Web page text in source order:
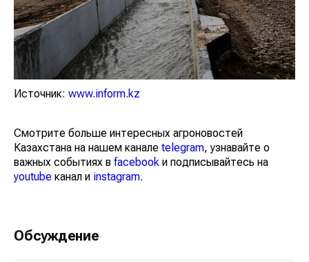
Источник: www.inform.kz
Смотрите больше интересных агроновостей
Казахстана на нашем канале telegram, узнавайте о
важных событиях в facebook и подписывайтесь на
youtube канал и instagram.
Обсуждение